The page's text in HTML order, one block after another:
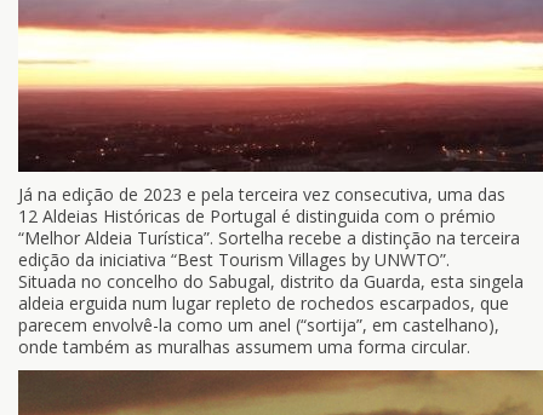
Já na edição de 2023 e pela terceira vez consecutiva, uma das
12 Aldeias Históricas de Portugal é distinguida com o prémio
“Melhor Aldeia Turística”. Sortelha recebe a distinção na terceira
edição da iniciativa “Best Tourism Villages by UNWTO”.
Situada no concelho do Sabugal, distrito da Guarda, esta singela
aldeia erguida num lugar repleto de rochedos escarpados, que
parecem envolvê-la como um anel (“sortija”, em castelhano),
onde também as muralhas assumem uma forma circular.